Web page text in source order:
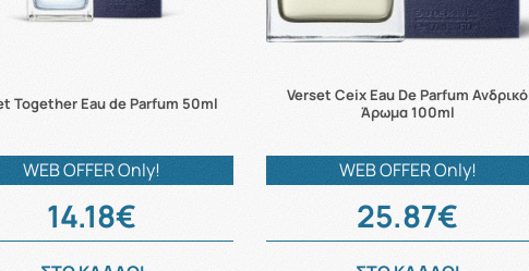
Together Eau de Parfum 50ml
WEB OFFER Only!
14.18€
Verset Ceix Eau De Parfum Ανδρικό
Άρωμα 100ml
WEB OFFER Only!
25.87€